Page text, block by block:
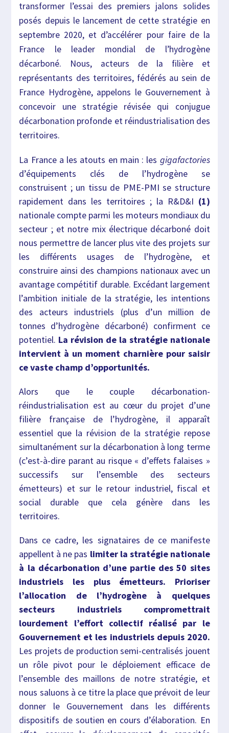
transformer l’essai des premiers jalons solides
posés depuis le lancement de cette stratégie en
septembre 2020, et d’accélérer pour faire de la
France le leader mondial de l’hydrogène
décarboné. Nous, acteurs de la filière et
représentants des territoires, fédérés au sein de
France Hydrogène, appelons le Gouvernement à
concevoir une stratégie révisée qui conjugue
décarbonation profonde et réindustrialisation des
territoires.
La France a les atouts en main : les gigafactories
d’équipements clés de l’hydrogène se
construisent ; un tissu de PME-PMI se structure
rapidement dans les territoires ; la R&D&I (1)
nationale compte parmi les moteurs mondiaux du
secteur ; et notre mix électrique décarboné doit
nous permettre de lancer plus vite des projets sur
les différents usages de l’hydrogène, et
construire ainsi des champions nationaux avec un
avantage compétitif durable. Excédant largement
l’ambition initiale de la stratégie, les intentions
des acteurs industriels (plus d’un million de
tonnes d’hydrogène décarboné) confirment ce
potentiel. La révision de la stratégie nationale
intervient à un moment charnière pour saisir
ce vaste champ d’opportunités.
Alors que le couple décarbonation-
réindustrialisation est au cœur du projet d’une
filière française de l’hydrogène, il apparaît
essentiel que la révision de la stratégie repose
simultanément sur la décarbonation à long terme
(c’est-à-dire parant au risque « d’effets falaises »
successifs sur l’ensemble des secteurs
émetteurs) et sur le retour industriel, fiscal et
social durable que cela génère dans les
territoires.
Dans ce cadre, les signataires de ce manifeste
appellent à ne pas limiter la stratégie nationale
à la décarbonation d’une partie des 50 sites
industriels les plus émetteurs. Prioriser
l’allocation de l’hydrogène à quelques
secteurs industriels compromettrait
lourdement l’effort collectif réalisé par le
Gouvernement et les industriels depuis 2020.
Les projets de production semi-centralisés jouent
un rôle pivot pour le déploiement efficace de
l’ensemble des maillons de notre stratégie, et
nous saluons à ce titre la place que prévoit de leur
donner le Gouvernement dans les différents
dispositifs de soutien en cours d’élaboration. En